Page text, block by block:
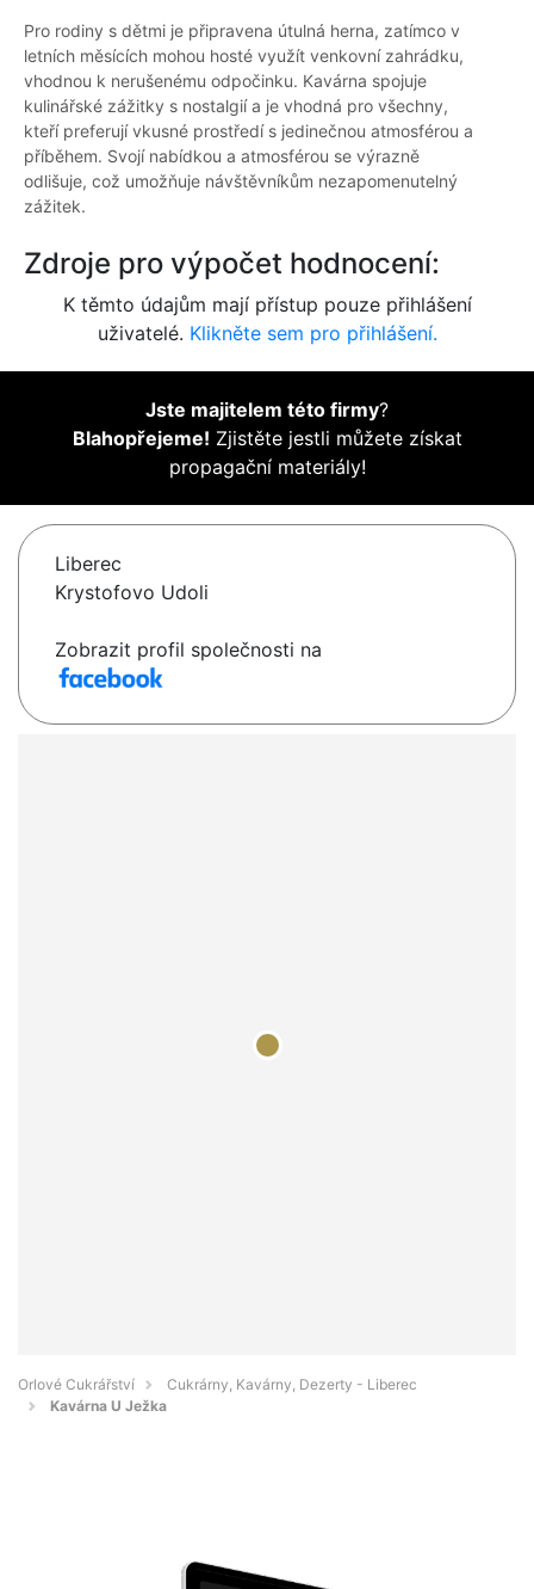
Pro rodiny s dětmi je připravena útulná herna, zatímco v
letních měsících mohou hosté využít venkovní zahrádku,
vhodnou k nerušenému odpočinku. Kavárna spojuje
kulinářské zážitky s nostalgií a je vhodná pro všechny,
kteří preferují vkusné prostředí s jedinečnou atmosférou a
příběhem. Svojí nabídkou a atmosférou se výrazně
odlišuje, což umožňuje návštěvníkům nezapomenutelný
zážitek.
Zdroje pro výpočet hodnocení:
K těmto údajům mají přístup pouze přihlášení
uživatelé. Klikněte sem pro přihlášení.
Jste majitelem této firmy?
Blahopřejeme! Zjistěte jestli můžete získat
propagační materiály!
Liberec
Krystofovo Udoli
Zobrazit profil společnosti na
Orlové Cukrářství
Cukrárny, Kavárny, Dezerty - Liberec
Kavárna U Ježka